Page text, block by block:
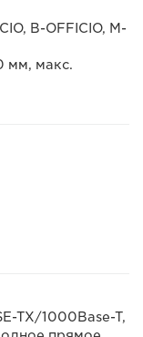
B-OFFICIO, M-
мм, макс.
TX/1000Base-T,